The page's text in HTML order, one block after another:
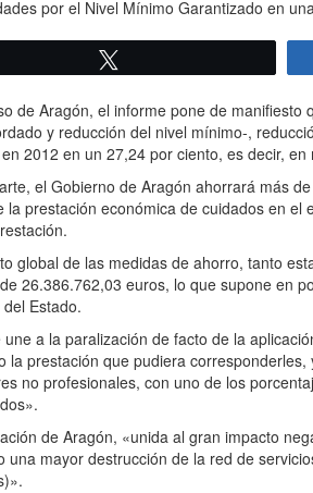
por el Nivel Mínimo Garantizado en
de Aragón, el informe pone de
y reducción del nivel mínimo-,
2012 en un 27,24 por ciento, es decir,
el Gobierno de Aragón ahorrará más
la prestación económica de cuidados en
global de las medidas de ahorro, tanto
26.386.762,03 euros, lo que supone en
Estado.
une a la paralización de facto de la
la prestación que pudiera
no profesionales, con uno de los
de Aragón, «unida al gran impacto
una mayor destrucción de la red de